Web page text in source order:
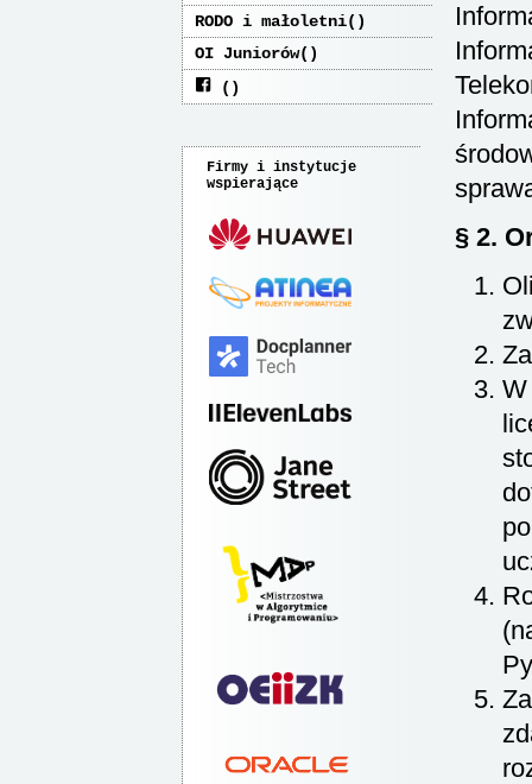
RODO i małoletni
OI Juniorów
Firmy i instytucje
wspierające
§ 2.
W